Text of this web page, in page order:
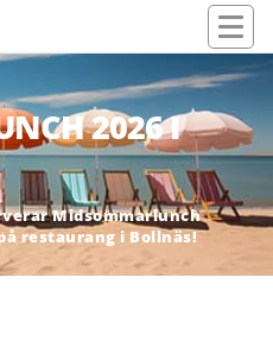
2026 I
Midsommarlunch
restaurang i Bollnäs!